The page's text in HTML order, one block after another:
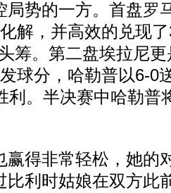
局势的一方。首盘罗
解，并高效的兑现
筹。第二盘埃拉尼
球分，哈勒普以6-0
利。半决赛中哈勒普
得非常轻松，她的
比利时姑娘在双方此